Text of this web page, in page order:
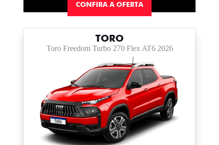
CONFIRA A OFERTA
TORO
Toro Freedom Turbo 270 Flex AT6 2026